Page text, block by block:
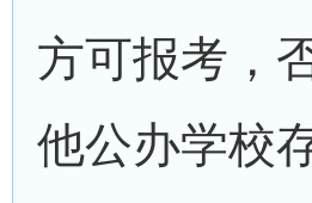
方可报考，
他公办学校